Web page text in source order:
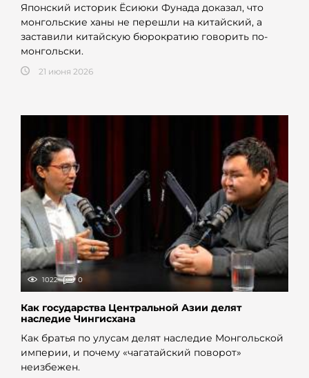
Японский историк Ёсиюки Фунада доказал, что
монгольские ханы не перешли на китайский, а
заставили китайскую бюрократию говорить по-
монгольски.
21 июня 2026
1022 0
Как государства Центральной Азии делят
наследие Чингисхана
Как братья по улусам делят наследие Монгольской
империи, и почему «чагатайский поворот»
неизбежен.